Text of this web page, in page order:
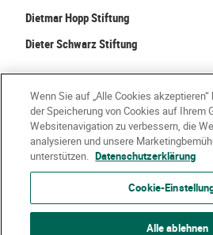
Dietmar Hopp Stiftung
Dieter Schwarz Stiftung
Kontakt Häufige Fragen
Datenschutzerklärung
Wenn Sie auf „Alle Cookies
der Speicherung von Cookies auf Ihrem
Websitenavigation zu verbessern, die
analysieren und unsere
unterstützen. Datenschutzerklärung
Cookie-
Alle ablehnen